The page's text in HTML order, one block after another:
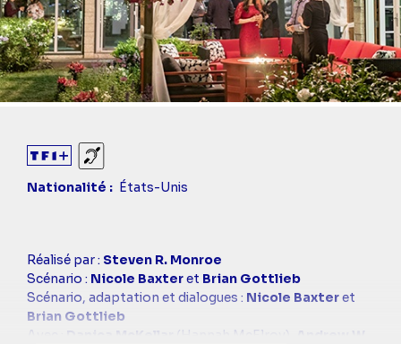
Sourds et malentendants
Nationalité
États-Unis
Casting
simba
Réalisé par : Steven R. Monroe
Scénario : Nicole Baxteret Brian Gottlieb
Scénario, adaptation et dialogues : Nicole Baxteret
Brian Gottlieb
Avec :
(Hannah McElroy),